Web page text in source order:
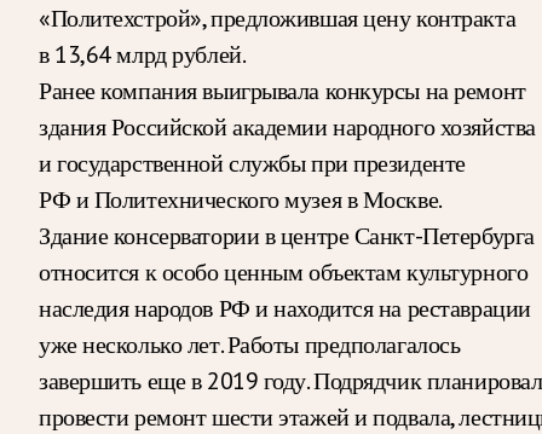
«Политехстрой», предложившая цену контракта
в 13,64 млрд рублей.
Ранее компания выигрывала конкурсы на ремонт
здания Российской академии народного хозяйства
и государственной службы при президенте
РФ и Политехнического музея в Москве.
Здание консерватории в центре Санкт-Петербурга
относится к особо ценным объектам культурного
наследия народов РФ и находится на реставрации
уже несколько лет. Работы предполагалось
завершить еще в 2019 году. Подрядчик планировал
провести ремонт шести этажей и подвала,